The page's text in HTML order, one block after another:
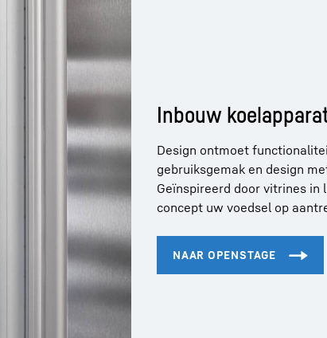
Inbouw
Design ontmoet
gebruiksgemak en design
Geïnspireerd door vitrines in
concept uw voedsel op